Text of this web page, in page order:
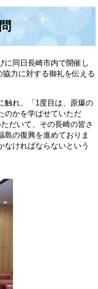
同日長崎市内で開催し
力に対する御礼を伝える
触れ、「1度目は、原爆の
のかを学ばせていただ
だいて、その長崎の皆さ
島の復興を進めておりま
なければならないという